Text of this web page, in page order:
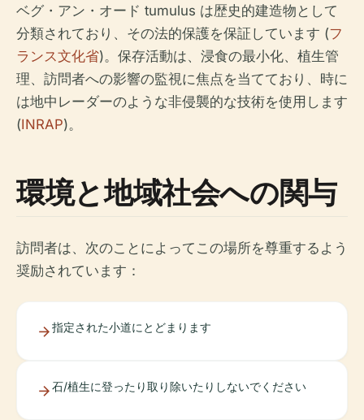
ベグ・アン・オード tumulus は歴史的建造物として
分類されており、その法的保護を保証しています (フ
ランス文化省)。保存活動は、浸食の最小化、植生管
理、訪問者への影響の監視に焦点を当てており、時に
は地中レーダーのような非侵襲的な技術を使用します
(INRAP)。
環境と地域社会への関与
訪問者は、次のことによってこの場所を尊重するよう
奨励されています：
指定された小道にとどまります
石/植生に登ったり取り除いたりしないでください